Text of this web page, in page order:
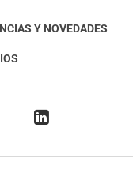
Y NOVEDADES